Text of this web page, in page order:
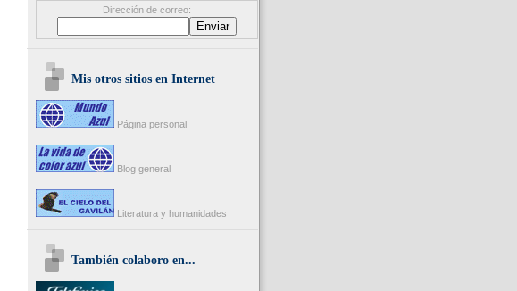
Dirección de correo:
Mis otros sitios en Internet
Página personal
Blog general
Literatura y humanidades
También colaboro en...